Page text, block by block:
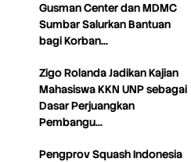
Gusman Center dan MDMC
Sumbar Salurkan Bantuan
bagi Korban…
Zigo Rolanda Jadikan Kajian
Mahasiswa KKN UNP sebagai
Dasar Perjuangkan
Pembangu…
Pengprov Squash Indonesia